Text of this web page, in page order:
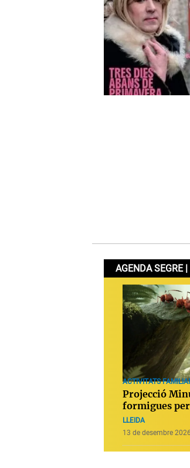
AGENDA SEGRE
ACTIVITATS
Projecció
formigues
LLEIDA
13 de desembre 2026